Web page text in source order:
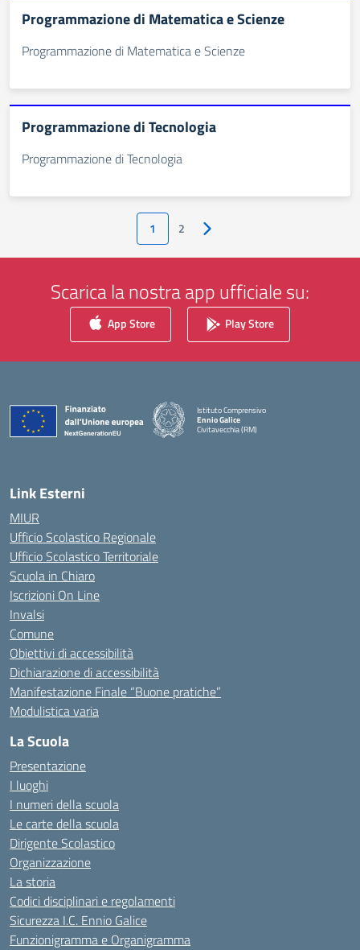
Programmazione di Matematica e Scienze
Programmazione di Matematica e Scienze
Programmazione di Tecnologia
Programmazione di Tecnologia
1 2 Pagina successiva
Scarica la nostra app ufficiale su:
App Store Play Store
Istituto Comprensivo
Ennio Galice
Civitavecchia (RM)
Link Esterni
MIUR
Ufficio Scolastico Regionale
Ufficio Scolastico Territoriale
Scuola in Chiaro
Iscrizioni On Line
Invalsi
Comune
Obiettivi di accessibilità
Dichiarazione di accessibilità
Manifestazione Finale “Buone pratiche”
Modulistica varia
La Scuola
Presentazione
I luoghi
I numeri della scuola
Le carte della scuola
Dirigente Scolastico
Organizzazione
La storia
Codici disciplinari e regolamenti
Sicurezza I.C. Ennio Galice
Funzionigramma e Organigramma